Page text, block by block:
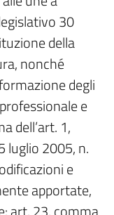
30
della
nonché
degli
e
dell’art. 1,
luglio 2005, n.
e
apportate,